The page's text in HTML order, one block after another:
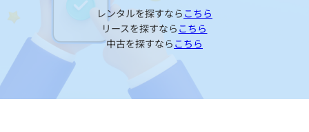
レンタルを探すなら こちら
リースを探すなら こちら
中古を探すなら こちら